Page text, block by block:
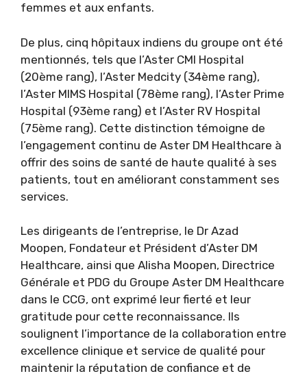
femmes et aux enfants.
De plus, cinq hôpitaux indiens du groupe ont été
mentionnés, tels que l’Aster CMI Hospital
(20ème rang), l’Aster Medcity (34ème rang),
l’Aster MIMS Hospital (78ème rang), l’Aster Prime
Hospital (93ème rang) et l’Aster RV Hospital
(75ème rang). Cette distinction témoigne de
l’engagement continu de Aster DM Healthcare à
offrir des soins de santé de haute qualité à ses
patients, tout en améliorant constamment ses
services.
Les dirigeants de l’entreprise, le Dr Azad
Moopen, Fondateur et Président d’Aster DM
Healthcare, ainsi que Alisha Moopen, Directrice
Générale et PDG du Groupe Aster DM Healthcare
dans le CCG, ont exprimé leur fierté et leur
gratitude pour cette reconnaissance. Ils
soulignent l’importance de la collaboration entre
excellence clinique et service de qualité pour
maintenir la réputation de confiance et de